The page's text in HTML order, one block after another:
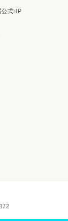
公式HP